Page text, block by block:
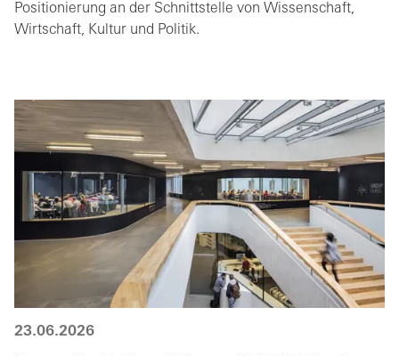
Positionierung an der Schnittstelle von Wissenschaft,
Wirtschaft, Kultur und Politik.
23.06.2026